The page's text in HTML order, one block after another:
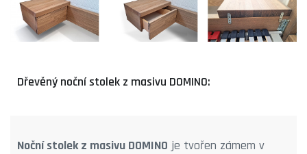
Dřevěný noční stolek z masivu DOMINO:
Noční stolek z masivu DOMINO je tvořen zámem v